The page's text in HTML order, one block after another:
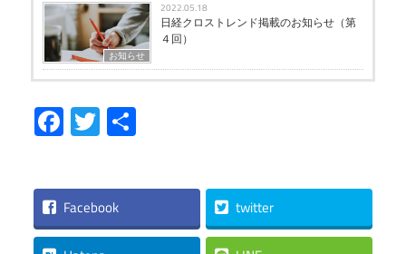
お知らせ
2022.05.18
日経クロストレンド掲載のお知らせ（第
４回）
Facebook
Twitter
Facebook twitter